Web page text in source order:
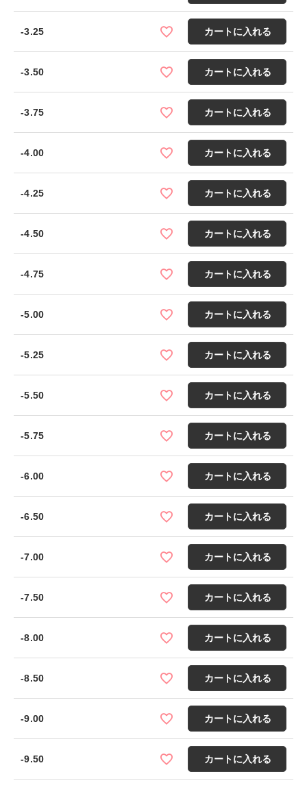
-3.25 カートに入れる
-3.50 カートに入れる
-3.75 カートに入れる
-4.00 カートに入れる
-4.25 カートに入れる
-4.50 カートに入れる
-4.75 カートに入れる
-5.00 カートに入れる
-5.25 カートに入れる
-5.50 カートに入れる
-5.75 カートに入れる
-6.00 カートに入れる
-6.50 カートに入れる
-7.00 カートに入れる
-7.50 カートに入れる
-8.00 カートに入れる
-8.50 カートに入れる
-9.00 カートに入れる
-9.50 カートに入れる